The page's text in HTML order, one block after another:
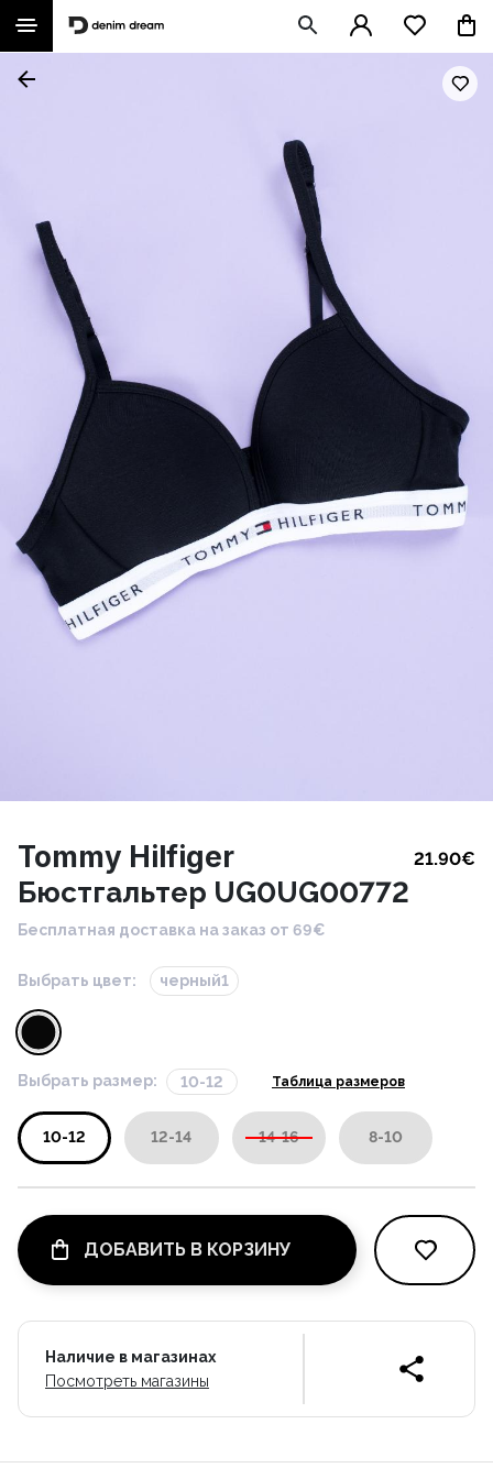
Tommy Hilfiger 21.90€
Бюстгальтер UG0UG00772
Бесплатная доставка на заказ от 69€
Выбрать цвет: черный1
Выбрать размер: 10-12 Таблица размеров
10-12 12-14 14-16 8-10
ДОБАВИТЬ В КОРЗИНУ
Наличие в магазинах
Посмотреть магазины